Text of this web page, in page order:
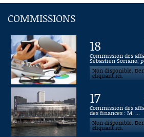
EN DIRECT
À LA DEMANDE
RECHERCHE
AIDE À LA DÉCOUPE
DE VIDÉOS
Questions au
Commissions
Présidence
Évènements
Connaissance,
COMMISSIONS
18
Commission des
Sébastien Soriano,
Non disponible.
cliquant ici.
17
Commission des
des finances : M. ...
Non disponible.
cliquant ici.